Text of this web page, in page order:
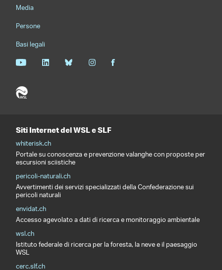
Media
Persone
Basi legali
Siti Internet del WSL e SLF
whiterisk.ch
Portale su conoscenza e prevenzione valanghe con proposte per
escursioni sciistiche
pericoli-naturali.ch
Avvertimenti dei servizi specializzati della Confederazione sui
pericoli naturali
envidat.ch
Accesso agevolato a dati di ricerca e monitoraggio ambientale
wsl.ch
Istituto federale di ricerca per la foresta, la neve e il paesaggio
WSL
cerc.slf.ch